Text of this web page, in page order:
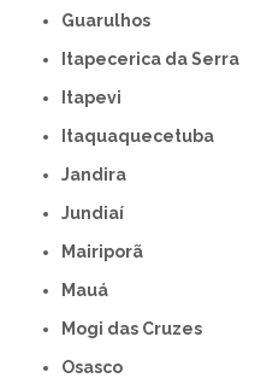
Guarulhos
Itapecerica da Serra
Itapevi
Itaquaquecetuba
Jandira
Jundiaí
Mairiporã
Mauá
Mogi das Cruzes
Osasco